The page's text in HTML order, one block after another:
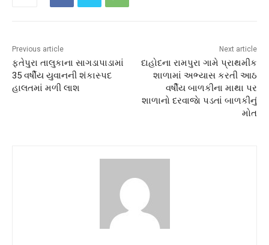
Previous article
ફતેપુરા તાલુકાના સાગડાપાડામાં
35 વર્ષીય યુવાનની શંકાસ્પદ
હાલતમાં મળી લાશ
Next article
દાહોદના રામપુરા ગામે પ્રાથમીક
શાળામાં અભ્યાસ કરતી આઠ
વર્ષીય બાળકીના માથા પર
શાળાનો દરવાજાે પડતાં બાળકીનું
મોત